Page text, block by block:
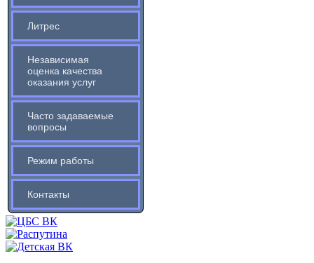
Литрес
Независимая
оценка качества
оказания услуг
Часто задаваемые
вопросы
Режим работы
Контакты